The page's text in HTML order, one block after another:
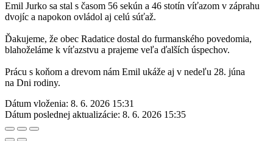
Emil Jurko sa stal s časom 56 sekún a 46 stotín víťazom v záprahu
dvojíc a napokon ovládol aj celú súťaž.
Ďakujeme, že obec Radatice dostal do furmanského povedomia,
blahoželáme k víťazstvu a prajeme veľa ďalších úspechov.
Prácu s koňom a drevom nám Emil ukáže aj v nedeľu 28. júna
na Dni rodiny.
Dátum vloženia: 8. 6. 2026 15:31
Dátum poslednej aktualizácie: 8. 6. 2026 15:35